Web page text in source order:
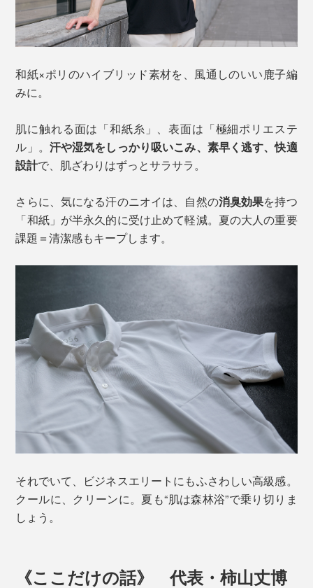
和紙×ポリのハイブリッド素材を、風通しのいい鹿子編
みに。
肌に触れる面は「和紙糸」、表面は「極細ポリエステ
ル」。 汗や湿気をしっかり吸いこみ、素早く逃す、快適
設計で、肌ざわりはずっとサラサラ。
さらに、気になる汗のニオイは、自然の消臭効果を持つ
「和紙」が半永久的に受け止めて軽減。夏の大人の重要
課題＝清潔感もキープします。
それでいて、ビジネスエリートにもふさわしい高級感。
クールに、クリーンに。夏も“肌は森林浴”で乗り切りま
しょう。
《ここだけの話》 代表・柿山丈博